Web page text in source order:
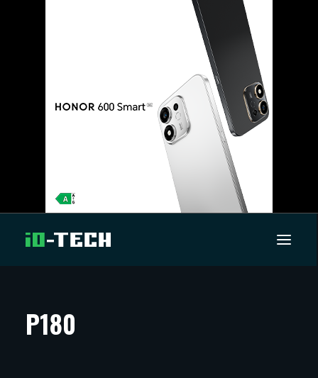
ARTIKKELIT
P180